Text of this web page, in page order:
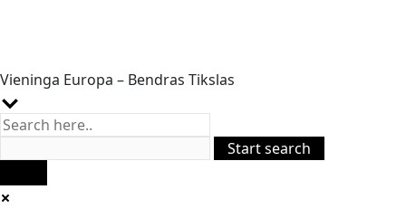
Vieninga Europa – Bendras Tikslas